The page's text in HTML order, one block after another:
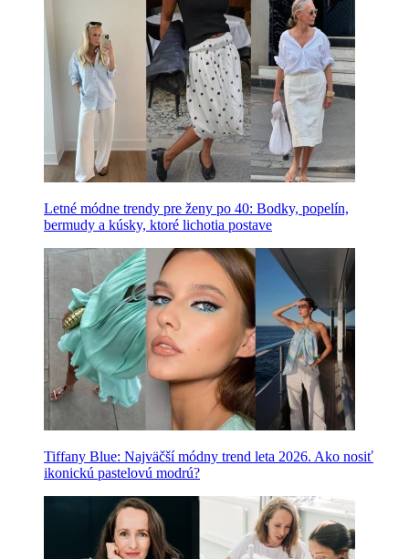
Letné módne trendy pre ženy po 40: Bodky, popelín,
bermudy a kúsky, ktoré lichotia postave
Tiffany Blue: Najväčší módny trend leta 2026. Ako nosiť
ikonickú pastelovú modrú?